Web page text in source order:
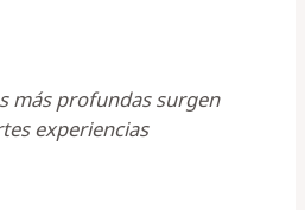
más profundas surgen
experiencias